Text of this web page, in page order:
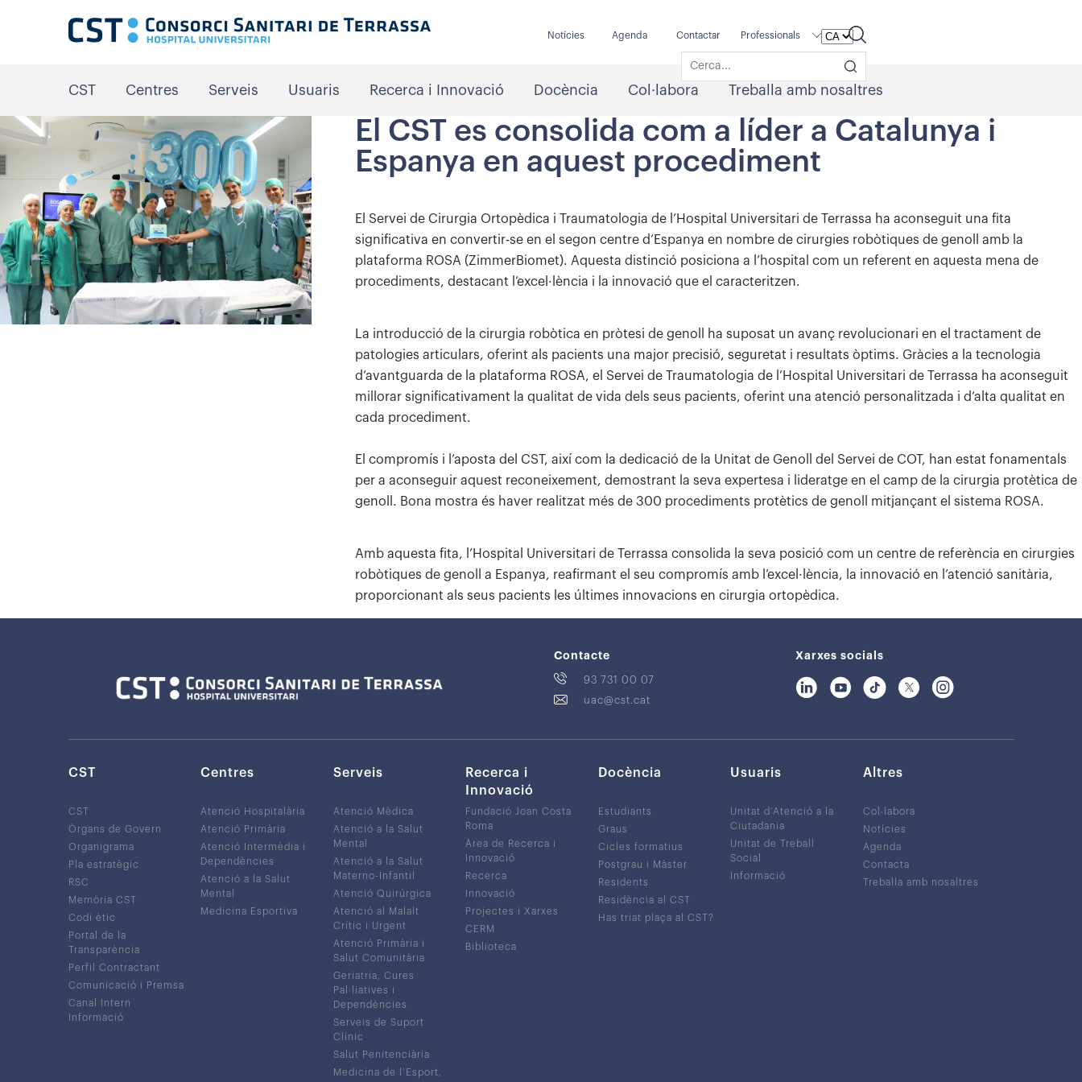
Notícies Agenda Contactar Professionals
CST Centres Serveis Usuaris Recerca i Innovació Docència Col·labora Treballa amb nosaltres
El CST es consolida com a líder a Catalunya i
Espanya en aquest procediment
El Servei de Cirurgia Ortopèdica i Traumatologia de l’Hospital Universitari de Terrassa ha aconseguit una fita
significativa en convertir-se en el segon centre d’Espanya en nombre de cirurgies robòtiques de genoll amb la
plataforma ROSA (ZimmerBiomet). Aquesta distinció posiciona a l’hospital com un referent en aquesta mena de
procediments, destacant l’excel·lència i la innovació que el caracteritzen.
La introducció de la cirurgia robòtica en pròtesi de genoll ha suposat un avanç revolucionari en el tractament de
patologies articulars, oferint als pacients una major precisió, seguretat i resultats òptims. Gràcies a la tecnologia
d’avantguarda de la plataforma ROSA, el Servei de Traumatologia de l’Hospital Universitari de Terrassa ha aconseguit
millorar significativament la qualitat de vida dels seus pacients, oferint una atenció personalitzada i d’alta qualitat en
cada procediment.
El compromís i l’aposta del CST, així com la dedicació de la Unitat de Genoll del Servei de COT, han estat fonamentals
per a aconseguir aquest reconeixement, demostrant la seva expertesa i lideratge en el camp de la cirurgia protètica de
genoll. Bona mostra és haver realitzat més de 300 procediments protètics de genoll mitjançant el sistema ROSA.
Amb aquesta fita, l’Hospital Universitari de Terrassa consolida la seva posició com un centre de referència en cirurgies
robòtiques de genoll a Espanya, reafirmant el seu compromís amb l’excel·lència, la innovació en l’atenció sanitària,
proporcionant als seus pacients les últimes innovacions en cirurgia ortopèdica.
Contacte
93 731 00 07
uac@cst.cat
Xarxes socials
CST
CST
Òrgans de Govern
Organigrama
Pla estratègic
RSC
Memòria CST
Codi ètic
Portal de la
Transparència
Perfil Contractant
Comunicació i Premsa
Canal Intern
Informació
Centres
Atenció Hospitalària
Atenció Primària
Atenció Intermèdia i
Dependències
Atenció a la Salut
Mental
Medicina Esportiva
Serveis
Atenció Mèdica
Atenció a la Salut
Mental
Atenció a la Salut
Materno-Infantil
Atenció Quirúrgica
Atenció al Malalt
Crític i Urgent
Atenció Primària i
Salut Comunitària
Geriatria, Cures
Pal·liatives i
Dependències
Serveis de Suport
Clínic
Salut Penitenciària
Medicina de l’Esport,
Recerca i
Innovació
Fundació Joan Costa
Roma
Àrea de Recerca i
Innovació
Recerca
Innovació
Projectes i Xarxes
CERM
Biblioteca
Docència
Estudiants
Graus
Cicles formatius
Postgrau i Màster
Residents
Residència al CST
Has triat plaça al CST?
Usuaris
Unitat d’Atenció a la
Ciutadania
Unitat de Treball
Social
Informació
Altres
Col·labora
Notícies
Agenda
Contacta
Treballa amb nosaltres